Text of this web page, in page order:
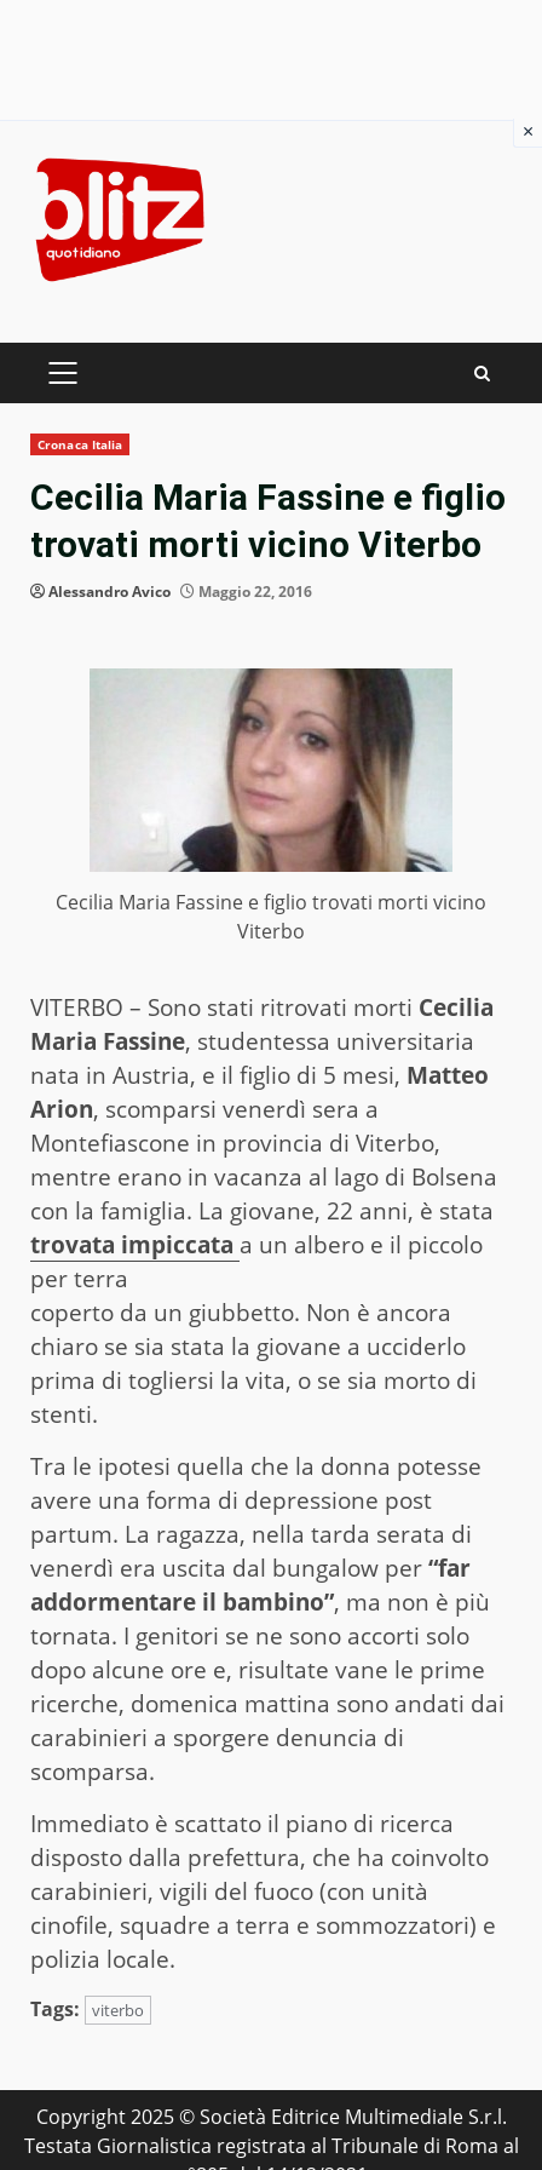
content
PRIMARY
Cronaca Italia
Cecilia Maria Fassine e figlio
trovati morti vicino Viterbo
Alessandro Avico Maggio 22, 2016
Cecilia Maria Fassine e figlio trovati morti vicino
Viterbo
VITERBO – Sono stati ritrovati morti Cecilia
Maria Fassine, studentessa universitaria
nata in Austria, e il figlio di 5 mesi, Matteo
Arion, scomparsi venerdì sera a
Montefiascone in provincia di Viterbo,
mentre erano in vacanza al lago di Bolsena
con la famiglia. La giovane, 22 anni, è stata
trovata impiccata a un albero e il piccolo
per terra
coperto da un giubbetto. Non è ancora
chiaro se sia stata la giovane a ucciderlo
prima di togliersi la vita, o se sia morto di
stenti.
Tra le ipotesi quella che la donna potesse
avere una forma di depressione post
partum. La ragazza, nella tarda serata di
venerdì era uscita dal bungalow per“far
addormentare il bambino”, ma non è più
tornata. I genitori se ne sono accorti solo
dopo alcune ore e, risultate vane le prime
ricerche, domenica mattina sono andati dai
carabinieri a sporgere denuncia di
scomparsa.
Immediato è scattato il piano di ricerca
disposto dalla prefettura, che ha coinvolto
carabinieri, vigili del fuoco (con unità
cinofile, squadre a terra e sommozzatori) e
polizia locale.
Tags: viterbo
Copyright 2025 © Società Editrice Multimediale S.r.l.
Testata Giornalistica registrata al Tribunale di Roma al
×